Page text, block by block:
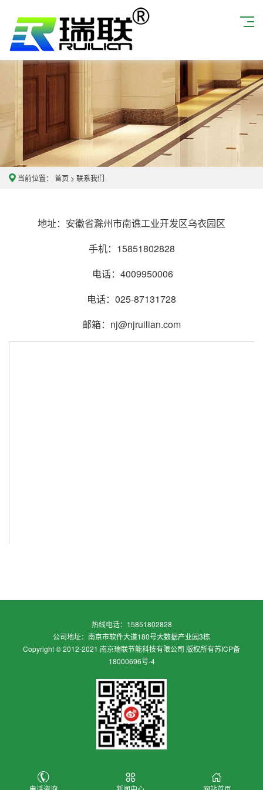
当前位置： 首页 > 联系我们
地址：安徽省滁州市南谯工业开发区乌衣园区
手机：15851802828
电话：4009950006
电话：025-87131728
邮箱：nj@njruilian.com
热线电话：15851802828
公司地址：南京市软件大道180号大数据产业园3栋
Copyright © 2012-2021 南京瑞联节能科技有限公司 版权所有苏ICP备
18000696号-4